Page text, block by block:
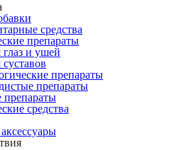
средства
препараты
и ушей
препараты
препараты
препараты
средства